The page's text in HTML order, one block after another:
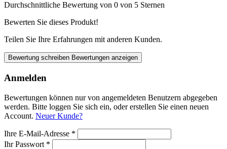
Durchschnittliche Bewertung von 0 von 5 Sternen
Bewerten Sie dieses Produkt!
Teilen Sie Ihre Erfahrungen mit anderen Kunden.
Bewertung schreiben Bewertungen anzeigen
Anmelden
Bewertungen können nur von angemeldeten Benutzern abgegeben
werden. Bitte loggen Sie sich ein, oder erstellen Sie einen neuen
Account. Neuer Kunde?
Ihre E-Mail-Adresse *
Ihr Passwort *